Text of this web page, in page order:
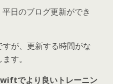
日のブログ更新ができ
が、更新する時間がな
す。
でより良いトレーニン